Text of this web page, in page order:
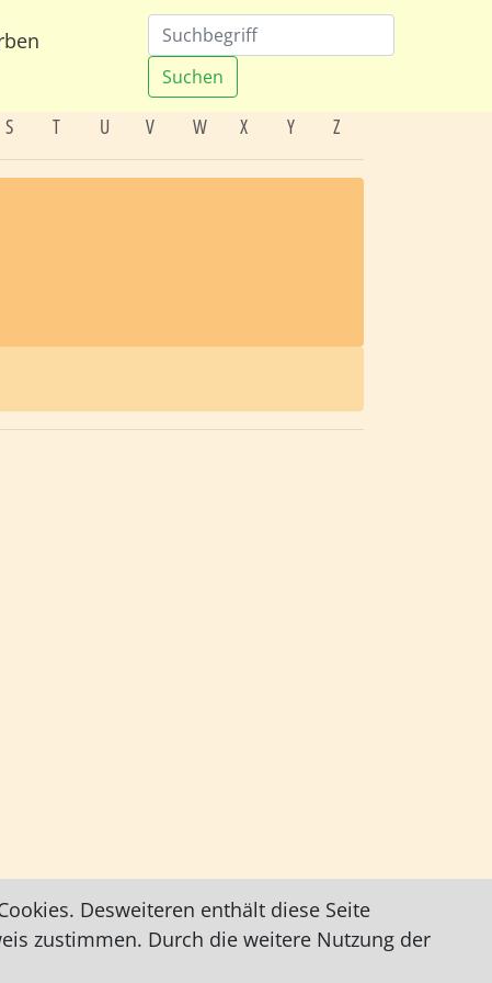
Suchen
S T U V W X Y Z
Desweiteren enthält diese Seite
zustimmen. Durch die weitere Nutzung der